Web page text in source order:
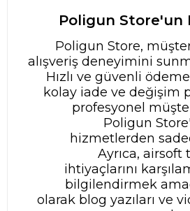
Poligun Store'un
Poligun Store,
alışveriş deneyimini
Hızlı ve güvenli
kolay iade ve değişim
profesyonel
Poligun
hizmetlerden
Ayrıca, airsoft
ihtiyaçlarını
bilgilendirmek
olarak blog yazıları ve